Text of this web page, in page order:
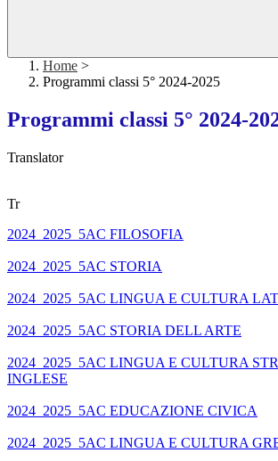
Home >
Programmi classi 5° 2024-2025
Programmi classi 5° 2024-
Translator
Tr
2024_2025_5AC FILOSOFIA
2024_2025_5AC STORIA
2024_2025_5AC LINGUA E CULTURA
2024_2025_5AC STORIA DELL ARTE
2024_2025_5AC LINGUA E CULTURA
INGLESE
2024_2025_5AC EDUCAZIONE CIVICA
2024_2025_5AC LINGUA E CULTURA